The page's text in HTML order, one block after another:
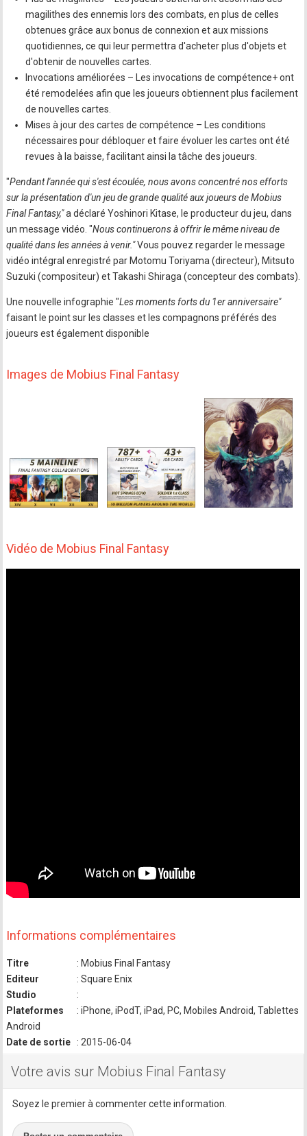
magilithes des ennemis lors des combats, en plus de celles
obtenues grâce aux bonus de connexion et aux missions
quotidiennes, ce qui leur permettra d'acheter plus d'objets et
d'obtenir de nouvelles cartes.
Invocations améliorées – Les invocations de compétence+ ont
été remodelées afin que les joueurs obtiennent plus facilement
de nouvelles cartes.
Mises à jour des cartes de compétence – Les conditions
nécessaires pour débloquer et faire évoluer les cartes ont été
revues à la baisse, facilitant ainsi la tâche des joueurs.
"Pendant l'année qui s'est écoulée, nous avons concentré nos efforts
sur la présentation d'un jeu de grande qualité aux joueurs de Mobius
Final Fantasy,"a déclaré Yoshinori Kitase, le producteur du jeu, dans
un message vidéo. "Nous continuerons à offrir le même niveau de
qualité dans les années à venir."Vous pouvez regarder le message
vidéo intégral enregistré par Motomu Toriyama (directeur), Mitsuto
Suzuki (compositeur) et Takashi Shiraga (concepteur des combats).
Une nouvelle infographie "Les moments forts du 1er anniversaire"
faisant le point sur les classes et les compagnons préférés des
joueurs est également disponible
Images de Mobius Final Fantasy
Vidéo de Mobius Final Fantasy
Informations complémentaires
Titre
: Mobius Final Fantasy
Editeur
: Square Enix
Studio
:
Plateformes
: iPhone, iPodT, iPad, PC, Mobiles Android, Tablettes
Android
Date de sortie
: 2015-06-04
Votre avis sur Mobius Final Fantasy
Soyez le premier à commenter cette information.